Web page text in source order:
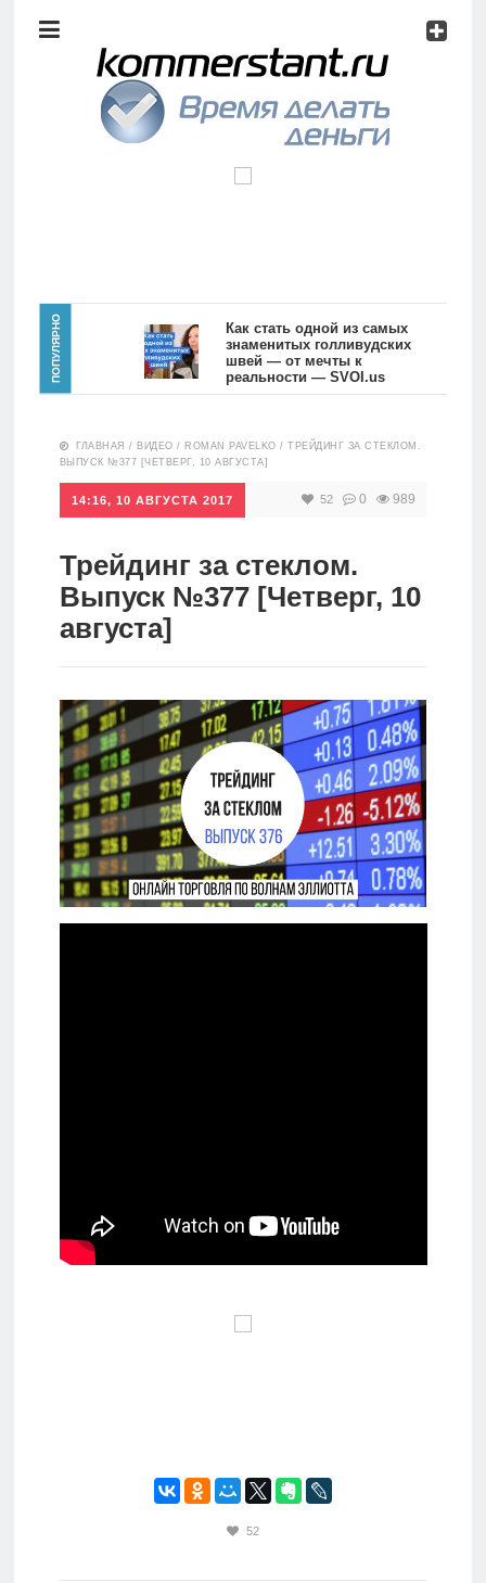
анализ
Видео
Сделано
Главная
Новости
Аналитика
Инвестиции
Дивиденды
Волновой
Видео
Сделано
в России
ПОПУЛЯРНО
Как стать одной из самых
знаменитых голливудских
швей — от мечты к
реальности — SVOI.us
10551
ГЛАВНАЯ / ВИДЕО / ROMAN PAVELKO /ТРЕЙДИНГ ЗА СТЕКЛОМ.
ВЫПУСК №377 [ЧЕТВЕРГ, 10 АВГУСТА]
14:16, 10 АВГУСТА 2017 52 0 989
Трейдинг за стеклом.
Выпуск №377 [Четверг, 10
августа]
52